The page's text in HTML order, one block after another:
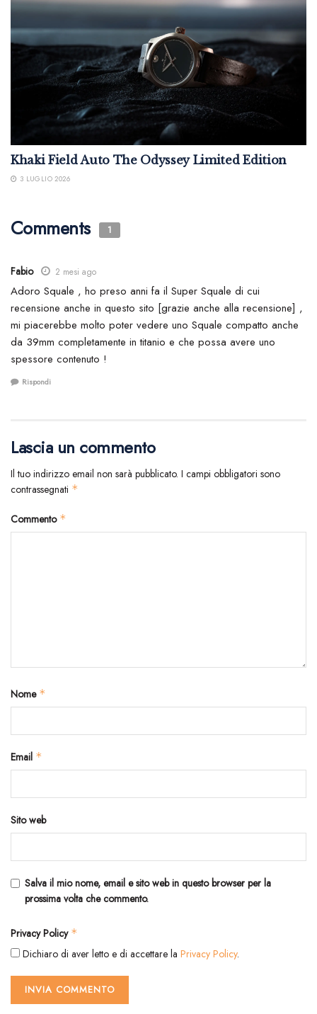
Khaki Field Auto The Odyssey Limited Edition
3 LUGLIO 2026
Comments 1
Fabio 2 mesi ago
Adoro Squale , ho preso anni fa il Super Squale di cui
recensione anche in questo sito [grazie anche alla recensione] ,
mi piacerebbe molto poter vedere uno Squale compatto anche
da 39mm completamente in titanio e che possa avere uno
spessore contenuto !
Rispondi
Lascia un commento
Il tuo indirizzo email non sarà pubblicato. I campi obbligatori sono
contrassegnati *
Commento *
Nome *
Email *
Sito web
Salva il mio nome, email e sito web in questo browser per la
prossima volta che commento.
Privacy Policy *
Dichiaro di aver letto e di accettare la Privacy Policy.